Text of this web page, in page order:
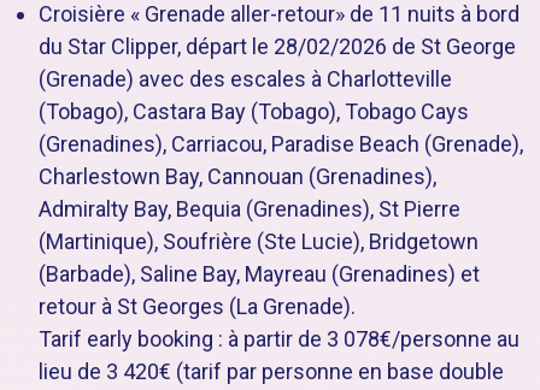
Croisière « Grenade aller-retour» de 11 nuits à bord
du Star Clipper, départ le 28/02/2026 de St George
(Grenade) avec des escales à Charlotteville
(Tobago), Castara Bay (Tobago), Tobago Cays
(Grenadines), Carriacou, Paradise Beach (Grenade),
Charlestown Bay, Cannouan (Grenadines),
Admiralty Bay, Bequia (Grenadines), St Pierre
(Martinique), Soufrière (Ste Lucie), Bridgetown
(Barbade), Saline Bay, Mayreau (Grenadines) et
retour à St Georges (La Grenade).
Tarif early booking : à partir de 3 078€/personne au
lieu de 3 420€ (tarif par personne en base double